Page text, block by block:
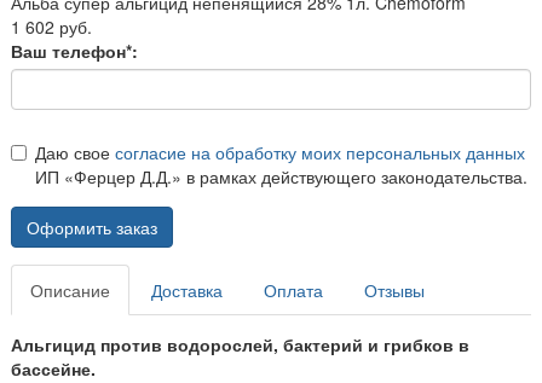
1 602 руб.
Ваш телефон*:
Даю свое согласие на обработку моих персональных данных
ИП «Ферцер Д.Д.» в рамках действующего законодательства.
Оформить заказ
Описание Доставка Оплата Отзывы
Альгицид против водорослей, бактерий и грибков в
бассейне.